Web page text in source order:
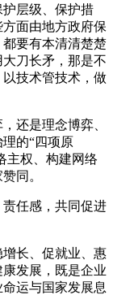
层级、保护措
面由地方政府保
要有本清清楚楚
刀长矛，那是不
技术管技术，做
还是理念博弈、
的“四项原
主权、构建网络
同。
任感，共同促进
长、促就业、惠
发展，既是企业
运与国家发展息